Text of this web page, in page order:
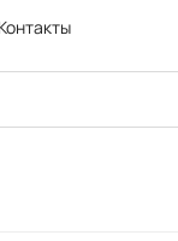
Контакты